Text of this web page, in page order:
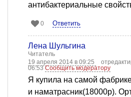
антибактериальные
0 Ответить
Лена Шульгина
Читатель
19 апреля 2014 в 09:25
06:53Сообщить модератору
Я купила на самой
и наматрасник(18000р).